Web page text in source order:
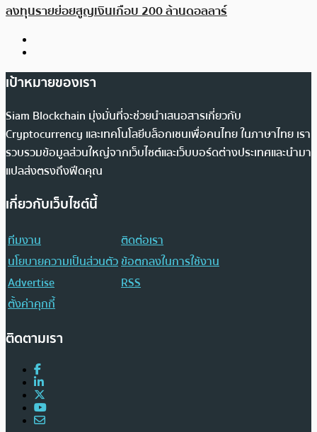
ลงทุนรายย่อยสูญเงินเกือบ 200 ล้านดอลลาร์
เป้าหมายของเรา
Siam Blockchain มุ่งมั่นที่จะช่วยนำเสนอสารเกี่ยวกับ
Cryptocurrency และเทคโนโลยีบล็อกเชนเพื่อคนไทย ในภาษาไทย เรา
รวบรวมข้อมูลส่วนใหญ่จากเว็บไซต์และเว็บบอร์ดต่างประเทศและนำมา
แปลส่งตรงถึงฟีดคุณ
เกี่ยวกับเว็บไซต์นี้
ทีมงาน
ติดต่อเรา
นโยบายความเป็นส่วนตัวข้อตกลงในการใช้งาน
Advertise
RSS
ตั้งค่าคุกกี้
ติดตามเรา